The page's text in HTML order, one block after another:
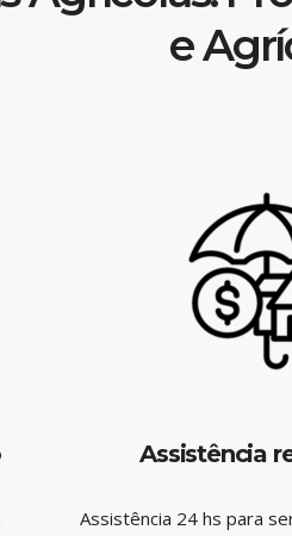
e
Assistência
Assistência 24 hs para